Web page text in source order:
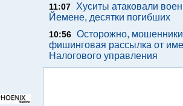
11:07
Хуситы атаковали
Йемене, десятки погибших
10:56 Осторожно,
фишинговая рассылка от
Налогового управления